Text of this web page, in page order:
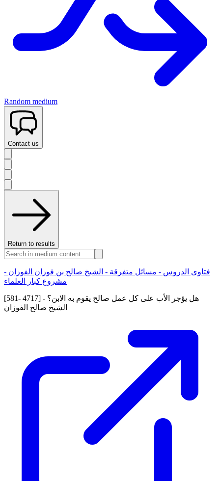
Random medium
Contact us
Return to results
فتاوى الدروس - مسائل متفرقة - الشيخ صالح بن فوزان الفوزان -
مشروع كبار العلماء
[581- 4717] هل يؤجر الأب على كل عمل صالح يقوم به الابن؟ -
الشيخ صالح الفوزان